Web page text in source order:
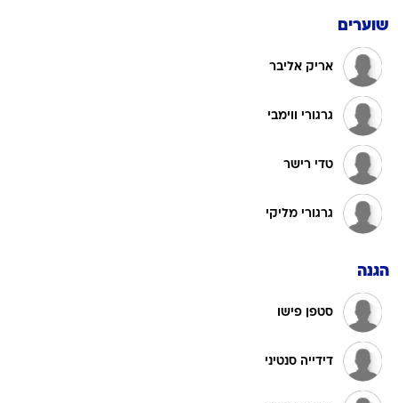
שוערים
אריק אליבר
גרגורי ווימבי
טדי רישר
גרגורי מליקי
הגנה
סטפן פישו
דידייה סנטיני